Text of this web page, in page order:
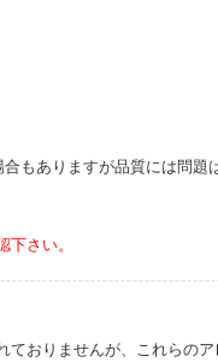
もありますが品質には問題
さい。
おりませんが、これらの